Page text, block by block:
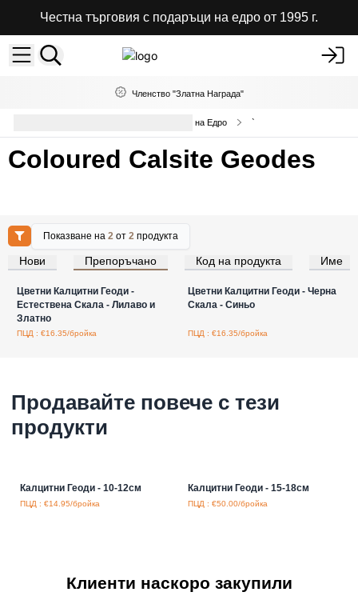
Честна търговия с подаръци на едро от 1995 г.
Членство "Златна Награда"
Естествени Кристали и Минерали на Едро `
Coloured Calsite Geodes
Показване на2 от2 продукта
Нови Препоръчано Код на продукта Име
Влезте за цени на едро
Цветни Калцитни Геоди -
Естествена Скала - Лилаво и
Златно
ПЦД : €16.35/бройка
Влезте за цени на едро
Цветни Калцитни Геоди - Черна
Скала - Синьо
ПЦД : €16.35/бройка
Продавайте повече с тези
продукти
Калцитни Геоди - 10-12см
ПЦД : €14.95/бройка
Калцитни Геоди - 15-18см
ПЦД : €50.00/бройка
Клиенти наскоро закупили